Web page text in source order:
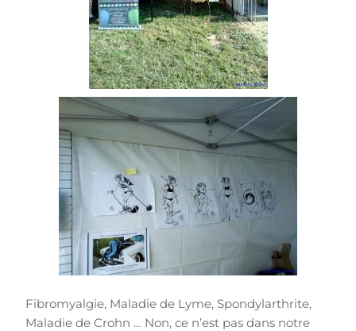
Fibromyalgie, Maladie de Lyme, Spondylarthrite,
Maladie de Crohn … Non, ce n’est pas dans notre